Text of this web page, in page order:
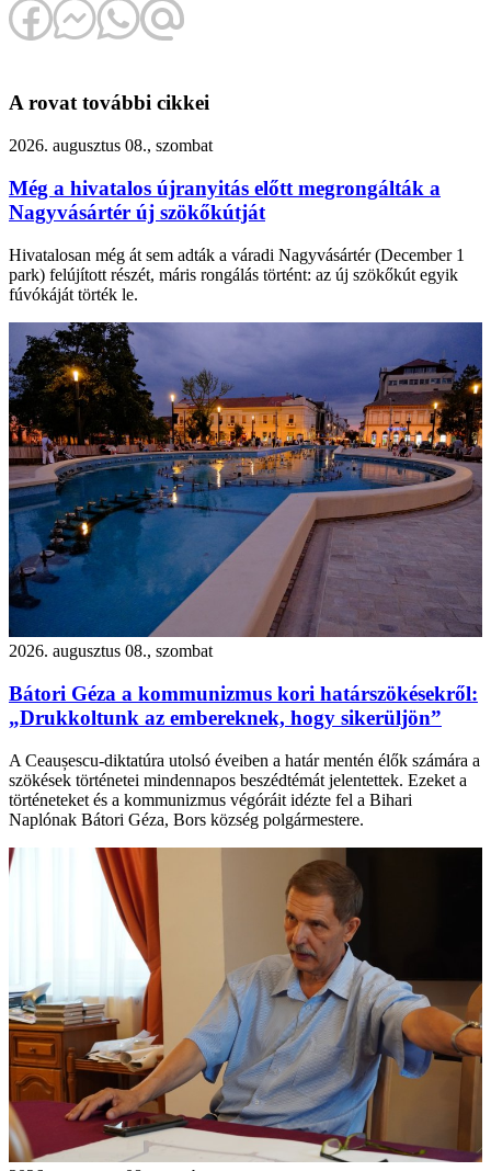
A rovat további cikkei
2026. augusztus 08., szombat
Még a hivatalos újranyitás előtt megrongálták a
Nagyvásártér új szökőkútját
Hivatalosan még át sem adták a váradi Nagyvásártér (December 1
park) felújított részét, máris rongálás történt: az új szökőkút egyik
fúvókáját törték le.
2026. augusztus 08., szombat
Bátori Géza a kommunizmus kori határszökésekről:
„Drukkoltunk az embereknek, hogy sikerüljön”
A Ceaușescu-diktatúra utolsó éveiben a határ mentén élők számára a
szökések történetei mindennapos beszédtémát jelentettek. Ezeket a
történeteket és a kommunizmus végóráit idézte fel a Bihari
Naplónak Bátori Géza, Bors község polgármestere.